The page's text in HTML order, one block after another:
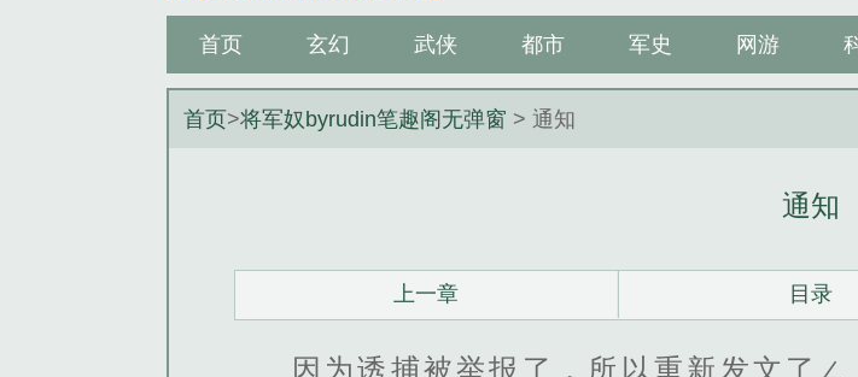
首页 玄幻 武侠 都市 军史 网游
首页>将军奴byrudin笔趣阁无弹窗 > 通知
通知
上一章 目录
因为诱捕被举报了，所以重新发文了